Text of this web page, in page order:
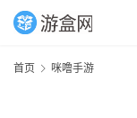
首页 咪噜手游